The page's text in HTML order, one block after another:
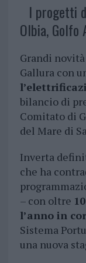
I progetti
Olbia, Golfo
Grandi
Gallura con
bilancio di
Comitato di
del Mare di
Inverta
che ha
– con oltre
l’anno in
Sistema
una nuova